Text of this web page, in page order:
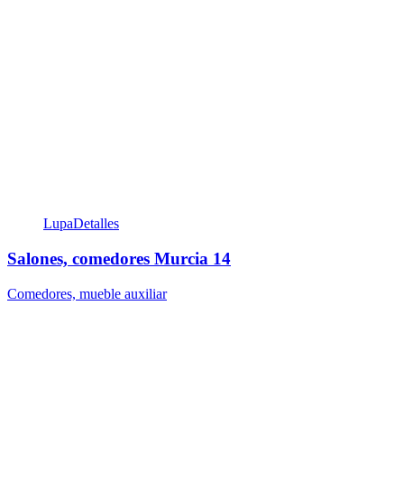
LupaDetalles
Salones, comedores Murcia 14
Comedores, mueble auxiliar